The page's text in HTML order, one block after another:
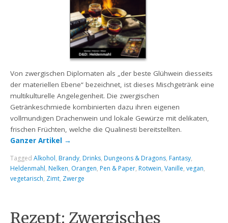
Von zwergischen Diplomaten als „der beste Glühwein diesseits
der materiellen Ebene“ bezeichnet, ist dieses Mischgetränk eine
multikulturelle Angelegenheit. Die zwergischen
Getränkeschmiede kombinierten dazu ihren eigenen
vollmundigen Drachenwein und lokale Gewürze mit delikaten,
frischen Früchten, welche die Qualinesti bereitstellten.
Ganzer Artikel →
TaggedAlkohol, Brandy, Drinks, Dungeons & Dragons, Fantasy,
Heldenmahl, Nelken, Orangen, Pen & Paper, Rotwein,Vanille,vegan,
vegetarisch, Zimt, Zwerge
Rezept: Zwergisches